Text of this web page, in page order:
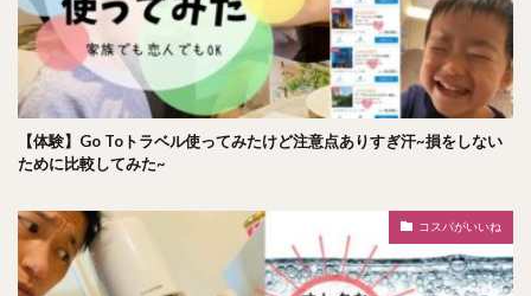
【体験】Go Toトラベル使ってみたけど注意点ありすぎ汗~損をしない
ために比較してみた~
コスパがいいね